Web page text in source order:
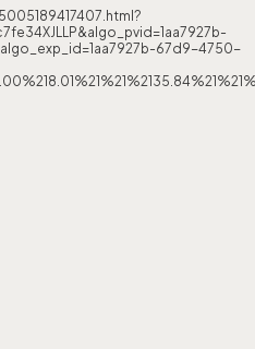
67d9-4750-